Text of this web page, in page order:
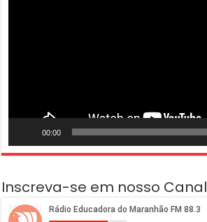
00:00
Inscreva-se em nosso Canal